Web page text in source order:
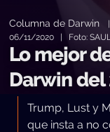
Columna de Darwin
06/11/2020 | Foto: SAUL
Lo mejor
Darwin
Trump, Lust y
que insta a no